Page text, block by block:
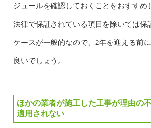
ジュールを確認しておくことをおすすめ
法律で保証されている項目を除いては保
ケースが一般的なので、2年を迎える前
良いでしょう。
ほかの業者が施工した工事が理由の
適用されない